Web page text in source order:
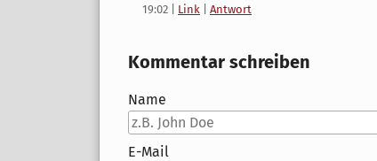
19:02 Link Antwort
Kommentar schreiben
Name
E-Mail